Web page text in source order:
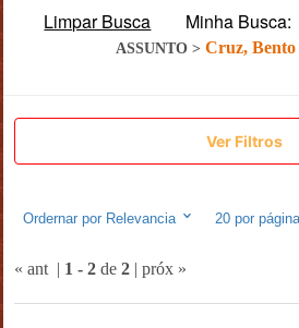
Limpar Busca Minha Busca:
ASSUNTO > Cruz, Bento
Ver Filtros
Ordernar por Relevancia 20por página
« ant | 1 - 2de 2| próx »